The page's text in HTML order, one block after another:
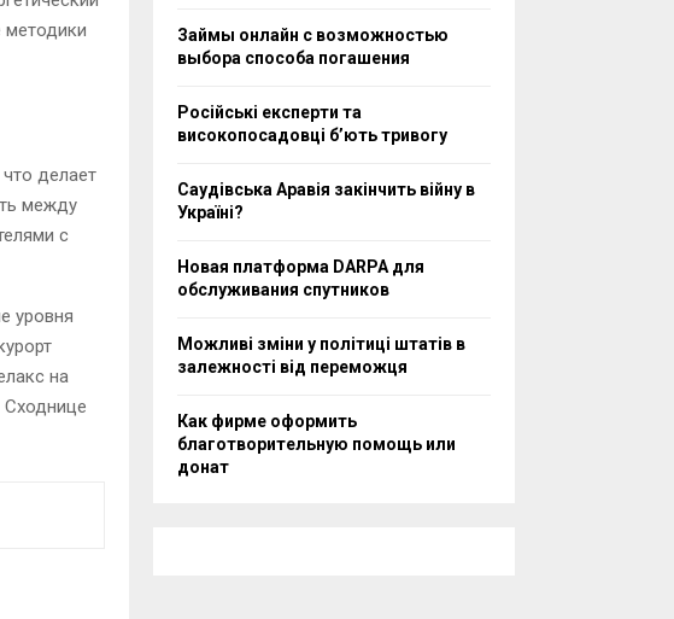
делает
между
с
уровня
на
Сходнице
Займы онлайн с возможностью
выбора способа погашения
Російські експерти та
високопосадовці бʼють тривогу
Саудівська Аравія закінчить війну в
Україні?
Новая платформа DARPA для
обслуживания спутников
Можливі зміни у політиці штатів в
залежності від переможця
Как фирме оформить
благотворительную помощь или
донат